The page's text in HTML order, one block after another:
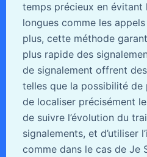
temps précieux en évitant
longues comme les
plus, cette méthode
plus rapide des
de signalement offrent
telles que la possibilité de
de localiser précisément
de suivre l’évolution du
signalements, et d’utiliser
comme dans le cas de Je